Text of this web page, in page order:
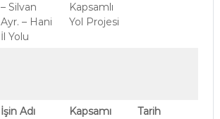
– Silvan
Ayr. – Hani
İl Yolu
Kapsamlı
Yol Projesi
İşin Adı Kapsamı
Tarih